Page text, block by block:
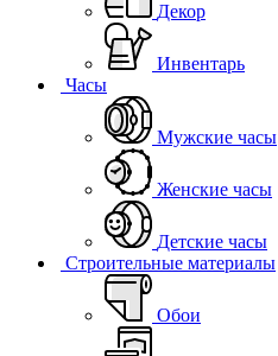
Декор
Инвентарь
Часы
Мужские часы
Женские часы
Детские часы
Строительные материалы
Обои